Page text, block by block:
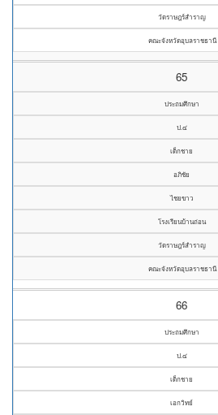
วัดราษฎร์สำราญ
คณะจังหวัดอุบลราชธานี
65
ประถมศึกษา
ป.๔
เด็กชาย
อภิชัย
ไชยขาว
โรงเรียนบ้านถ่อน
วัดราษฎร์สำราญ
คณะจังหวัดอุบลราชธานี
66
ประถมศึกษา
ป.๔
เด็กชาย
เอกวิทย์